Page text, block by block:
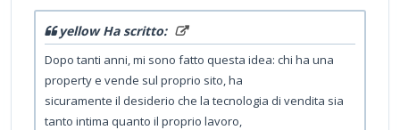
yellow Ha scritto:
Dopo tanti anni, mi sono fatto questa idea: chi ha una
property e vende sul proprio sito, ha
sicuramente il desiderio che la tecnologia di vendita sia
tanto intima quanto il proprio lavoro,